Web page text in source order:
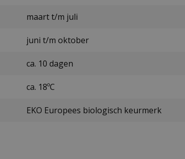
maart t/m juli
juni t/m oktober
ca. 10 dagen
ca. 18ºC
EKO Europees biologisch keurmerk